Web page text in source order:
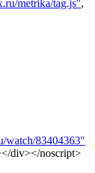
metrika/tag.js",
watch/83404363"
div></noscript>